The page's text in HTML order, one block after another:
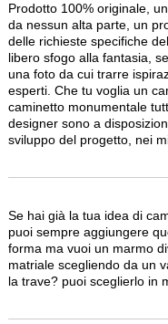
Prodotto 100% originale,
da nessun alta parte, un
delle richieste specifiche
libero sfogo alla fantasia,
una foto da cui trarre
esperti. Che tu voglia un
caminetto monumentale
designer sono a
sviluppo del progetto, nei
Se hai già la tua idea di
puoi sempre aggiungere
forma ma vuoi un marmo
matriale scegliendo da un
la trave? puoi sceglierlo in